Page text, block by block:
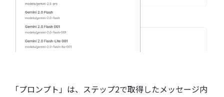
「プロンプト」は、ステップ2で取得したメッセージ内